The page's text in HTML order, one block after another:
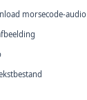
morsecode-audio